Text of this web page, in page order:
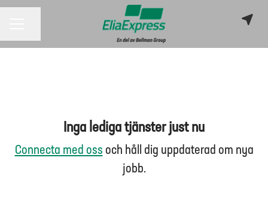
Inga lediga tjänster just nu
Connecta med oss och håll dig uppdaterad om nya
jobb.